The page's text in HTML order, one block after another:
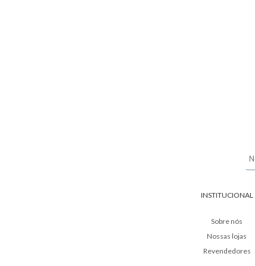
INSTITUCIONAL
Sobre nós
Nossas lojas
Revendedores